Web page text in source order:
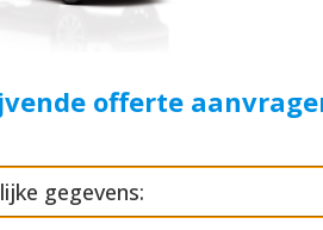
offerte
gegevens: